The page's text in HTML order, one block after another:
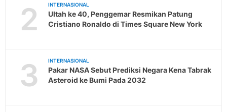
2 INTERNASIONAL
Ultah ke 40, Penggemar Resmikan Patung
Cristiano Ronaldo di Times Square New York
3 INTERNASIONAL
Pakar NASA Sebut Prediksi Negara Kena Tabrak
Asteroid ke Bumi Pada 2032